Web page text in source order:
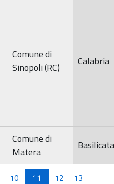
Comune di
Sinopoli (RC)
Calabria
Comune di
Matera
Basilicata
10 11 12 13